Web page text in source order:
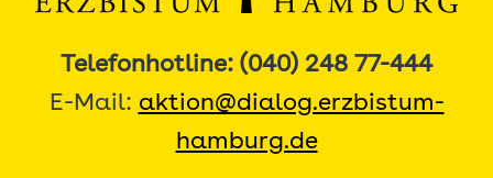
Telefonhotline: (040) 248 77-444
E-Mail: aktion@dialog.erzbistum-
hamburg.de